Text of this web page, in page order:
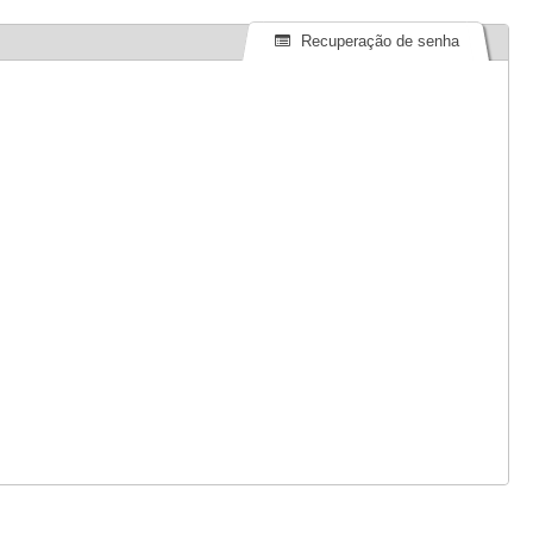
Recuperação de senha